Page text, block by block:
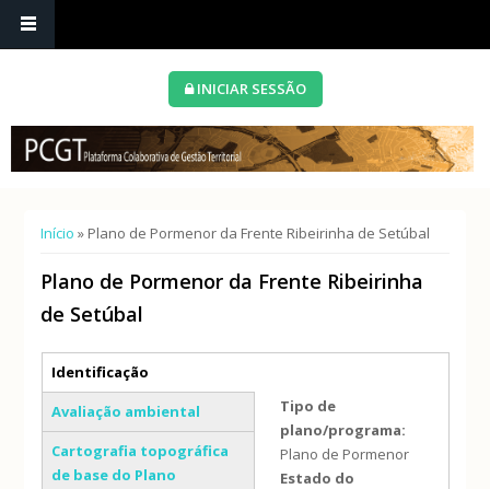
INICIAR SESSÃO
Está aqui
Início » Plano de Pormenor da Frente Ribeirinha de Setúbal
Plano de Pormenor da Frente Ribeirinha
de Setúbal
Separadores verticais
Identificação
(separador ativo)
Avaliação ambiental
Cartografia topográfica
de base do Plano
Tipo de
plano/programa:
Plano de Pormenor
Estado do